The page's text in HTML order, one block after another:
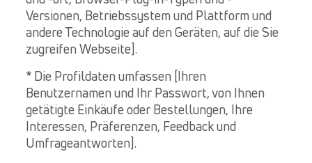
Versionen, Betriebssystem und Plattform und
andere Technologie auf den Geräten, auf die Sie
zugreifen Webseite].
* Die Profildaten umfassen [Ihren
Benutzernamen und Ihr Passwort, von Ihnen
getätigte Einkäufe oder Bestellungen, Ihre
Interessen, Präferenzen, Feedback und
Umfrageantworten].